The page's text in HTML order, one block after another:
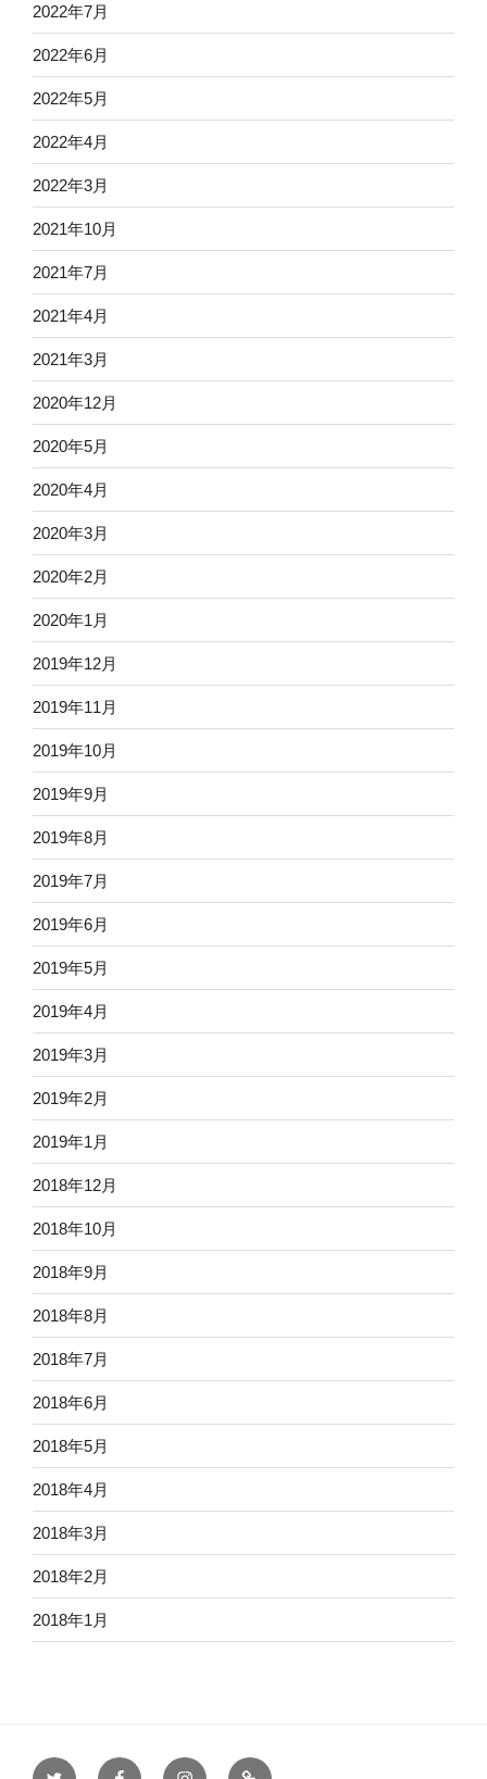
2022年7月
2022年6月
2022年5月
2022年4月
2022年3月
2021年10月
2021年7月
2021年4月
2021年3月
2020年12月
2020年5月
2020年4月
2020年3月
2020年2月
2020年1月
2019年12月
2019年11月
2019年10月
2019年9月
2019年8月
2019年7月
2019年6月
2019年5月
2019年4月
2019年3月
2019年2月
2019年1月
2018年12月
2018年10月
2018年9月
2018年8月
2018年7月
2018年6月
2018年5月
2018年4月
2018年3月
2018年2月
2018年1月
X facebookinstagramTikTok